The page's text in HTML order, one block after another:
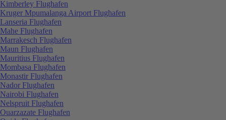
Kimberley Flughafen
Kruger Mpumalanga Airport Flughafen
Lanseria Flughafen
Mahe Flughafen
Marrakesch Flughafen
Maun Flughafen
Mauritius Flughafen
Mombasa Flughafen
Monastir Flughafen
Nador Flughafen
Nairobi Flughafen
Nelspruit Flughafen
Ouarzazate Flughafen